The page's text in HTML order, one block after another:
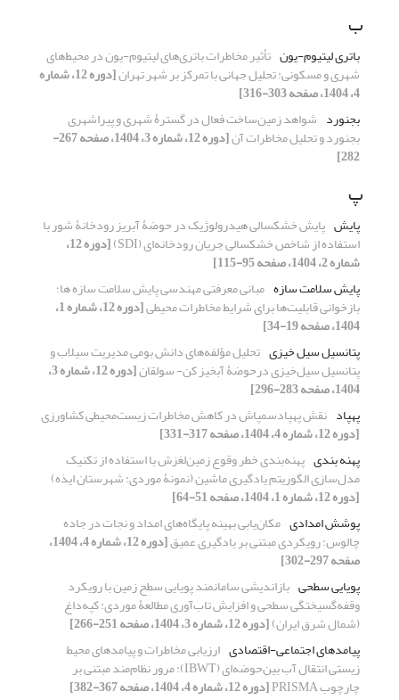
ب
باتری لیتیوم-یون تأثیر مخاطرات باتری‌های لیتیوم-یون در محیط‌های
شهری و مسکونی: تحلیل جهانی با تمرکز بر شهر تهران [دوره 12، شماره
4، 1404، صفحه 303-316]
بجنورد شواهد زمین‌ساخت فعال در گسترۀ شهری و پیراشهری
بجنورد و تحلیل مخاطرات آن [دوره 12، شماره 3، 1404، صفحه 267-
282]
پ
پایش پایش خشکسالی هیدرولوژیک در حوضۀ آبریز رودخانۀ شور با
استفاده از شاخص خشکسالی جریان رودخانه‌ای (SDI) [دوره 12،
شماره 2، 1404، صفحه 95-115]
پایش سلامت سازه مبانی معرفتی مهندسی پایش سلامت سازه ها؛
بازخوانی قابلیت‌ها برای شرایط مخاطرات محیطی [دوره 12، شماره 1،
1404، صفحه 19-34]
پتانسیل سیل خیزی تحلیل مؤلفه‌های دانش بومی مدیریت سیلاب و
پتانسیل سیل‌خیزی درحوضۀ آبخیز کن- سولقان [دوره 12، شماره 3،
1404، صفحه 283-296]
پهپاد نقش پهپادسمپاش در کاهش مخاطرات زیست‌محیطی کشاورزی
[دوره 12، شماره 4، 1404، صفحه 317-331]
پهنه بندی پهنه‌بندی خطر وقوع زمین‌لغزش با استفاده از تکنیک
مدل‌سازی الگوریتم یادگیری ماشین (نمونۀ موردی: شهرستان ایذه)
[دوره 12، شماره 1، 1404، صفحه 51-64]
پوشش امدادی مکان‌یابی بهینه پایگاه‌های امداد و نجات در جاده
چالوس: رویکردی مبتنی بر یادگیری عمیق [دوره 12، شماره 4، 1404،
صفحه 297-302]
پویایی سطحی بازاندیشی سامانمند پویایی سطح زمین با رویکرد
وقفه‌گسیختگی سطحی و افزایش تاب‌آوری مطالعۀ موردی: کپه‌داغ
(شمال شرق ایران)[دوره 12، شماره 3، 1404، صفحه 251-266]
پیامدهای اجتماعی-اقتصادی ارزیابی مخاطرات و پیامدهای محیط
‌زیستی انتقال آب بین‌حوضه‌ای (IBWT): مرور نظام‌مند مبتنی بر
چارچوب PRISMA [دوره 12، شماره 4، 1404، صفحه 367-382]